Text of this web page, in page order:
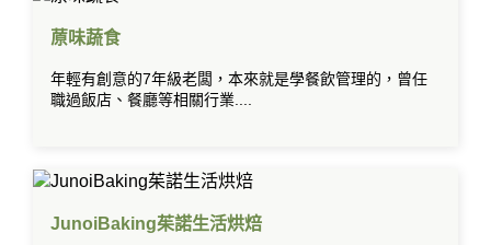
蒝味蔬食
年輕有創意的7年級老闆，本來就是學餐飲管理的，曾任
職過飯店、餐廳等相關行業....
JunoiBaking茱諾生活烘焙